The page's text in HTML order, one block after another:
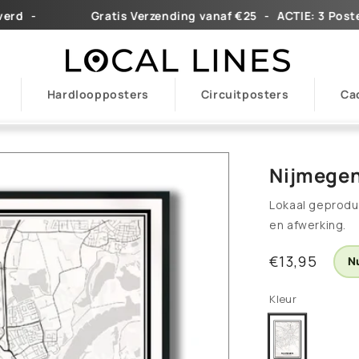
ㅤ- Gratis Verzending vanaf €25ㅤ ㅤ ㅤ-ㅤ ㅤ ㅤㅤACTIE: 3 Posters =
Hardloopposters Circuitposters
Lokaal
en afwerking.
Normale
€13,95
Kleur
Light
Variant
uitverkocht